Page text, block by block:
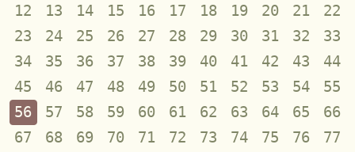
12
13 14 15 16 17 18 19 20 21
22
23
24 25 26 27 28 29 30 31 32
33
34
35 36 37 38 39 40 41 42 43
44
45
46 47 48 49 50 51 52 53 54
55
56
57 58 59 60 61 62 63 64 65
66
67
68 69 70 71 72 73 74 75 76
77